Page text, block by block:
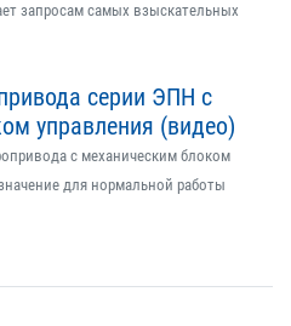
запросам самых взыскательных
серии ЭПН с
управления (видео)
с механическим блоком
для нормальной работы